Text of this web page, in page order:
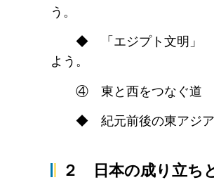
う。
◆ 「エジプト文明」 「
よう。
④ 東と西をつなぐ道
◆ 紀元前後の東アジアや
２ 日本の成り立ち